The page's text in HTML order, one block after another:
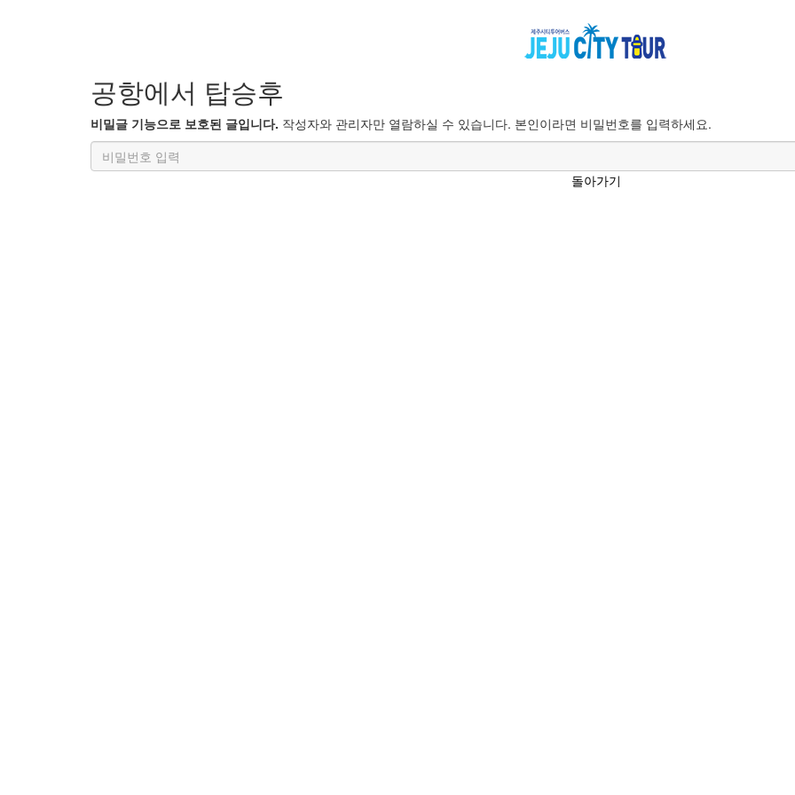
공항에서 탑승후
비밀글 기능으로 보호된 글입니다. 작성자와 관리자만 열람하실 수 있습니다. 본인이라면 비밀번호를 입력하세요.
돌아가기